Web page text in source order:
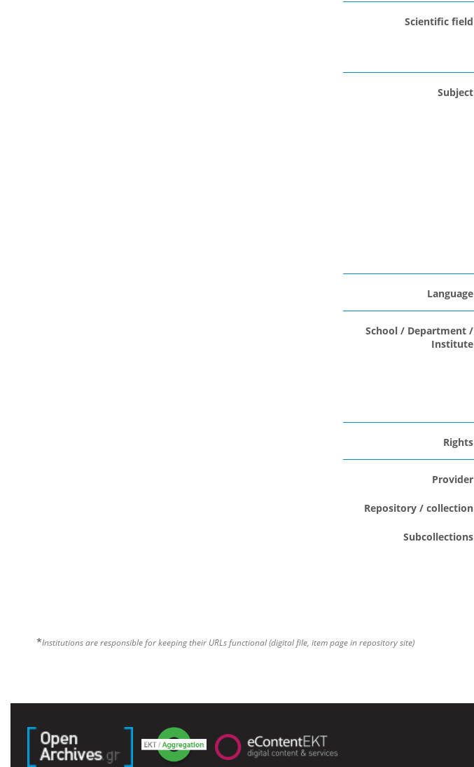
Scientific field
Subject
Language
School / Department /
Institute
Rights
Provider
Repository / collection
Subcollections
*Institutions are responsible for keeping their URLs functional (digital file, item page in repository site)